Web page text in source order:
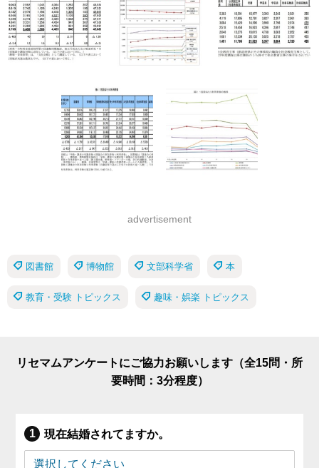
advertisement
図書館 博物館 文部科学省 本
教育・受験 トピックス 趣味・娯楽 トピックス
リセマムアンケートにご協力お願いします（全15問・所
要時間：3分程度）
現在結婚されてますか。